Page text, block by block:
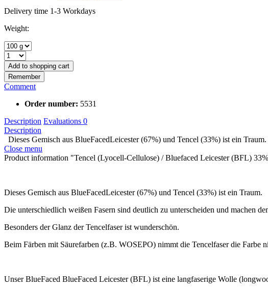
Delivery time 1-3 Workdays
Weight:
Add to shopping cart
Remember
Comment
Order number: 5531
Description Evaluations 0
Description
Dieses Gemisch aus BlueFacedLeicester (67%) und Tencel (33%) ist ein
Close menu
Product information "Tencel (Lyocell-Cellulose) / Bluefaced Leicester (BFL)
Dieses Gemisch aus BlueFacedLeicester (67%) und Tencel (33%) ist ein Traum.
Die unterschiedlich weißen Fasern sind deutlich zu unterscheiden und machen
Besonders der Glanz der Tencelfaser ist wunderschön.
Beim Färben mit Säurefarben (z.B. WOSEPO) nimmt die Tencelfaser die Farbe
Unser BlueFaced BlueFaced Leicester (BFL) ist eine langfaserige Wolle